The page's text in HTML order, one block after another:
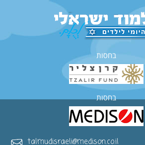
בחסות
בחסות
talmudisraeli@medison.co.il